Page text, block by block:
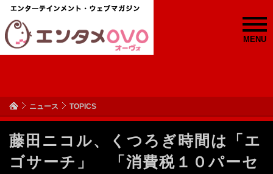
MENU
ニュース TOPICS
藤田ニコル、くつろぎ時間は「エ
ゴサーチ」 「消費税１０パーセ